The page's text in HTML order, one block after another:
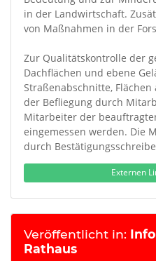
in der Landwirtschaft.
von Maßnahmen in der
Zur Qualitätskontrolle der
Dachflächen und ebene
Straßenabschnitte,
der Befliegung durch
Mitarbeiter der
eingemessen werden. Die
durch
Externen
Veröffentlicht in:
Rathaus